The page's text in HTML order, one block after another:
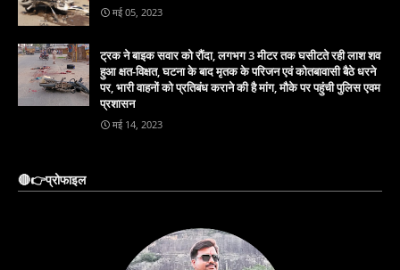
मई 05, 2023
ट्रक ने बाइक सवार को रौंदा, लगभग 3 मीटर तक घसीटते रही लाश शव
हुआ क्षत-विक्षत, घटना के बाद मृतक के परिजन एवं कोतबावासी बैठे धरने
पर, भारी वाहनों को प्रतिबंध कराने की है मांग, मौके पर पहुंची पुलिस एवम
प्रशासन
मई 14, 2023
🔴👉प्रोफाइल